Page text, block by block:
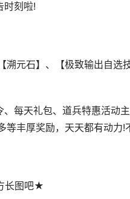
刻啦!
元石】、【极致输出自选
天礼包、道兵特惠活动
等丰厚奖励，天天都有动力!
长图吧★